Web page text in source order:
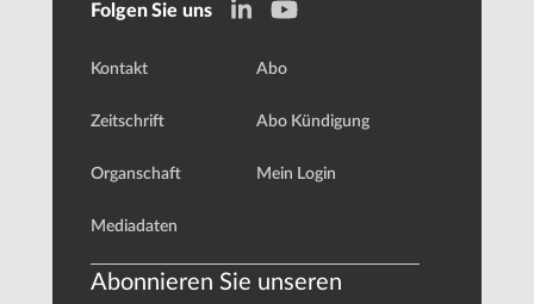
Folgen Sie uns
Kontakt
Zeitschrift
Organschaft
Mediadaten
Abo
Abo Kündigung
Mein Login
Abonnieren Sie unseren